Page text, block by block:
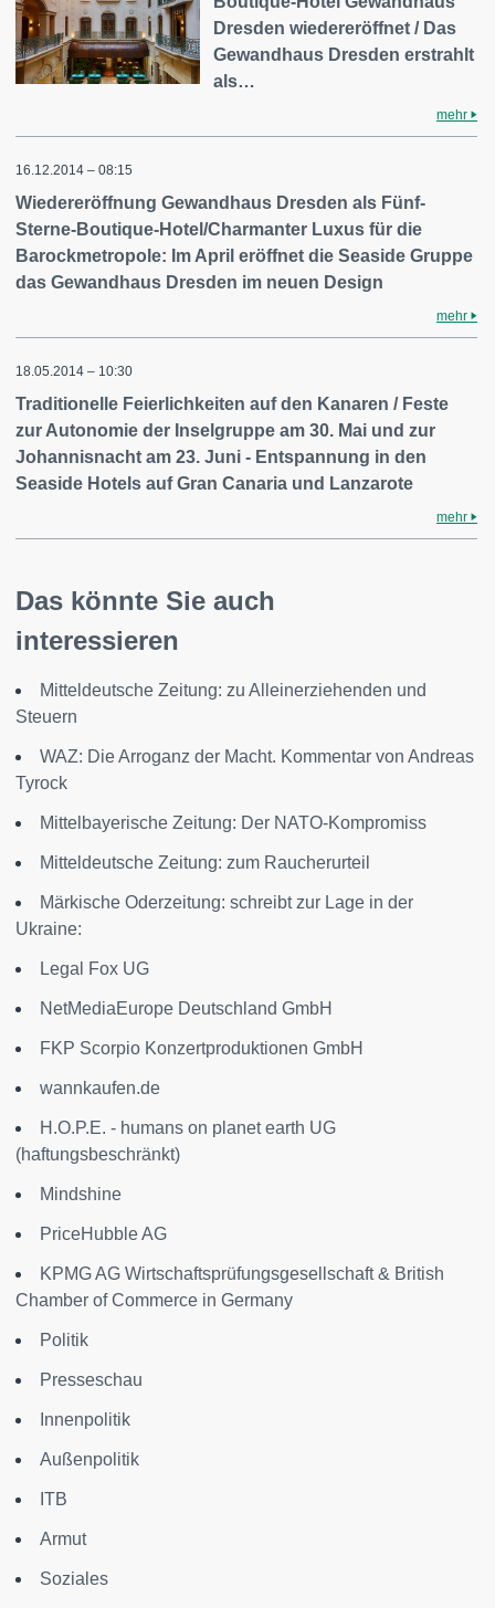
Dresden wiedereröffnet / Das
Gewandhaus Dresden erstrahlt
als…
mehr
16.12.2014 – 08:15
Wiedereröffnung Gewandhaus Dresden als Fünf-
Sterne-Boutique-Hotel/Charmanter Luxus für die
Barockmetropole: Im April eröffnet die Seaside Gruppe
das Gewandhaus Dresden im neuen Design
mehr
18.05.2014 – 10:30
Traditionelle Feierlichkeiten auf den Kanaren / Feste
zur Autonomie der Inselgruppe am 30. Mai und zur
Johannisnacht am 23. Juni - Entspannung in den
Seaside Hotels auf Gran Canaria und Lanzarote
mehr
Das könnte Sie auch
interessieren
Mitteldeutsche Zeitung: zu Alleinerziehenden und
Steuern
WAZ: Die Arroganz der Macht. Kommentar von Andreas
Tyrock
Mittelbayerische Zeitung: Der NATO-Kompromiss
Mitteldeutsche Zeitung: zum Raucherurteil
Märkische Oderzeitung: schreibt zur Lage in der
Ukraine:
Legal Fox UG
NetMediaEurope Deutschland GmbH
FKP Scorpio Konzertproduktionen GmbH
wannkaufen.de
H.O.P.E. - humans on planet earth UG
(haftungsbeschränkt)
Mindshine
PriceHubble AG
KPMG AG Wirtschaftsprüfungsgesellschaft & British
Chamber of Commerce in Germany
Politik
Presseschau
Innenpolitik
Außenpolitik
ITB
Armut
Soziales